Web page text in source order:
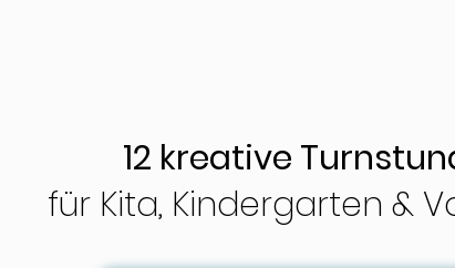
12 kreative
für Kita, Kindergarten &